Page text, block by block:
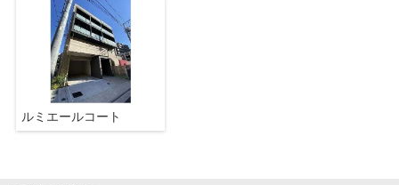
ルミエールコート